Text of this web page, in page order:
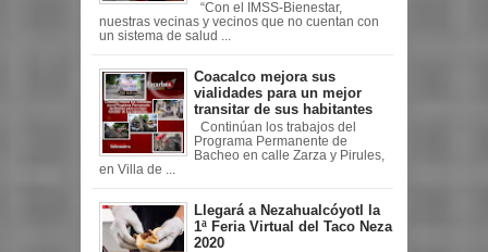
“Con el IMSS-Bienestar,
nuestras vecinas y vecinos que no cuentan con
un sistema de salud ...
Coacalco mejora sus
vialidades para un mejor
transitar de sus habitantes
Continúan los trabajos del
Programa Permanente de
Bacheo en calle Zarza y Pirules,
en Villa de ...
Llegará a Nezahualcóyotl la
1ª Feria Virtual del Taco Neza
2020